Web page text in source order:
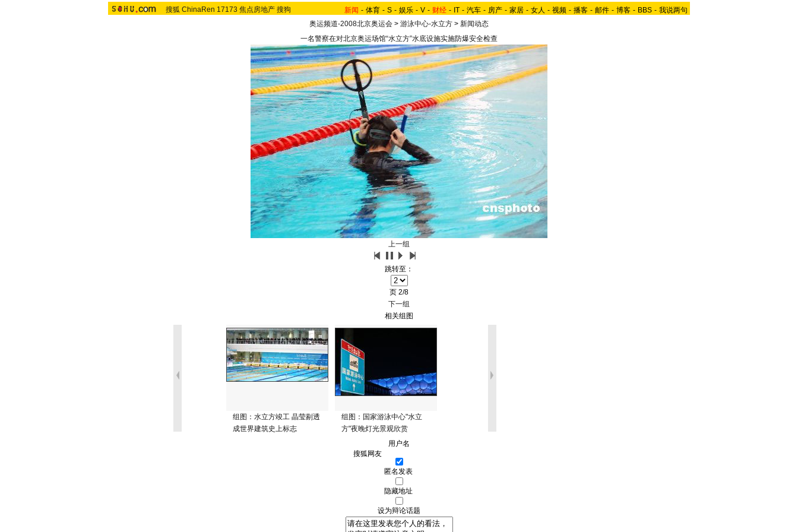
搜狐 ChinaRen 17173 焦点房地产 搜狗 新闻 - 体育 - S - 娱乐 - V - 财经 - IT - 汽车 - 房产 - 家居 - 女人 - 视频 - 播客 - 邮件 - 博客 - BBS - 我说两句
奥运频道-2008北京奥运会 > 游泳中心-水立方 > 新闻动态
一名警察在对北京奥运场馆“水立方”水底设施实施防爆安全检查
上一组
跳转至：
页 2/8
下一组
相关组图
组图：水立方竣工 晶莹剔透
成世界建筑史上标志
组图：国家游泳中心"水立
方"夜晚灯光景观欣赏
用户名
匿名发表
隐藏地址
设为辩论话题